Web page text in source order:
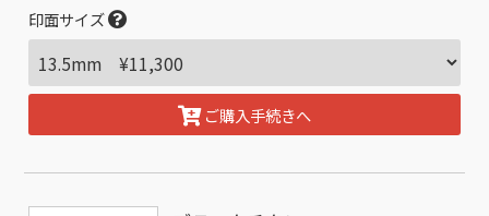
印面サイズ
ご購入手続きへ